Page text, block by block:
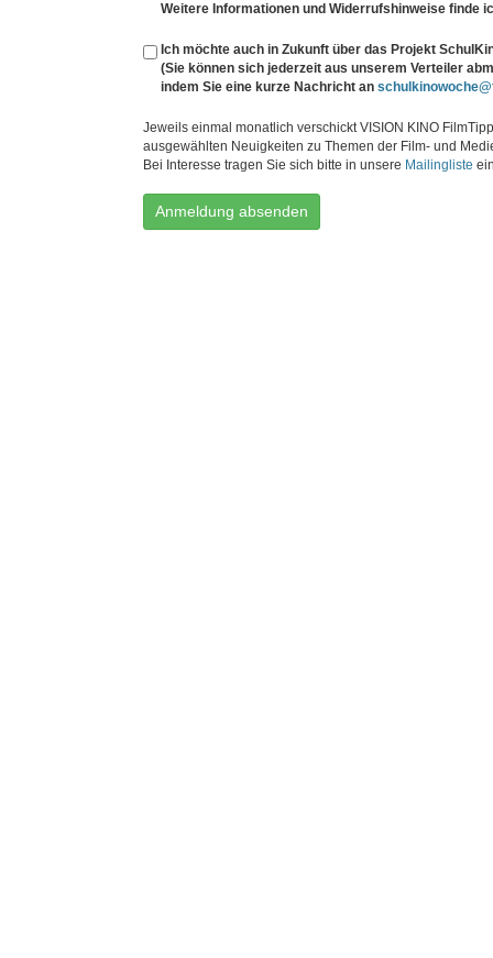
Weitere Informationen und Widerrufshinweise finde
Ich möchte auch in Zukunft über das Projekt
(Sie können sich jederzeit aus unserem Verteiler
indem Sie eine kurze Nachricht an
Jeweils einmal monatlich verschickt VISION KINO
ausgewählten Neuigkeiten zu Themen der Film- und
Bei Interesse tragen Sie sich bitte in unsere Mailingliste
Anmeldung absenden